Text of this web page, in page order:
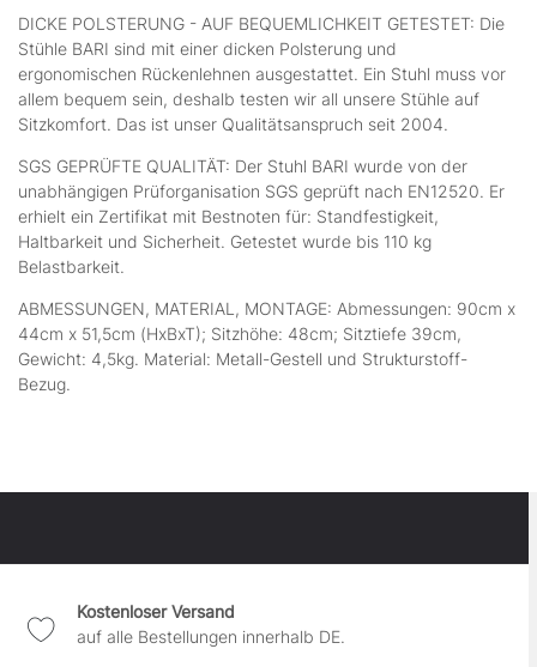
DICKE POLSTERUNG - AUF BEQUEMLICHKEIT GETESTET: Die
Stühle BARI sind mit einer dicken Polsterung und
ergonomischen Rückenlehnen ausgestattet. Ein Stuhl muss vor
allem bequem sein, deshalb testen wir all unsere Stühle auf
Sitzkomfort. Das ist unser Qualitätsanspruch seit 2004.
SGS GEPRÜFTE QUALITÄT: Der Stuhl BARI wurde von der
unabhängigen Prüforganisation SGS geprüft nach EN12520. Er
erhielt ein Zertifikat mit Bestnoten für: Standfestigkeit,
Haltbarkeit und Sicherheit. Getestet wurde bis 110 kg
Belastbarkeit.
ABMESSUNGEN, MATERIAL, MONTAGE: Abmessungen: 90cm x
44cm x 51,5cm (HxBxT); Sitzhöhe: 48cm; Sitztiefe 39cm,
Gewicht: 4,5kg. Material: Metall-Gestell und Strukturstoff-
Bezug.
Kostenloser Versand
auf alle Bestellungen innerhalb DE.